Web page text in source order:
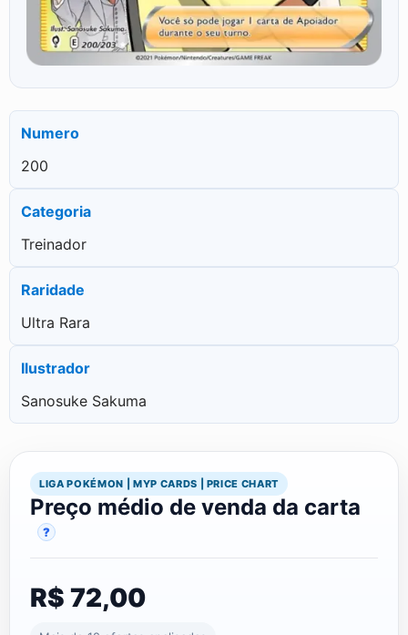
Numero
200
Categoria
Treinador
Raridade
Ultra Rara
Ilustrador
Sanosuke Sakuma
LIGA POKÉMON | MYP CARDS | PRICE CHART
Preço médio de venda da carta
?
R$ 72,00